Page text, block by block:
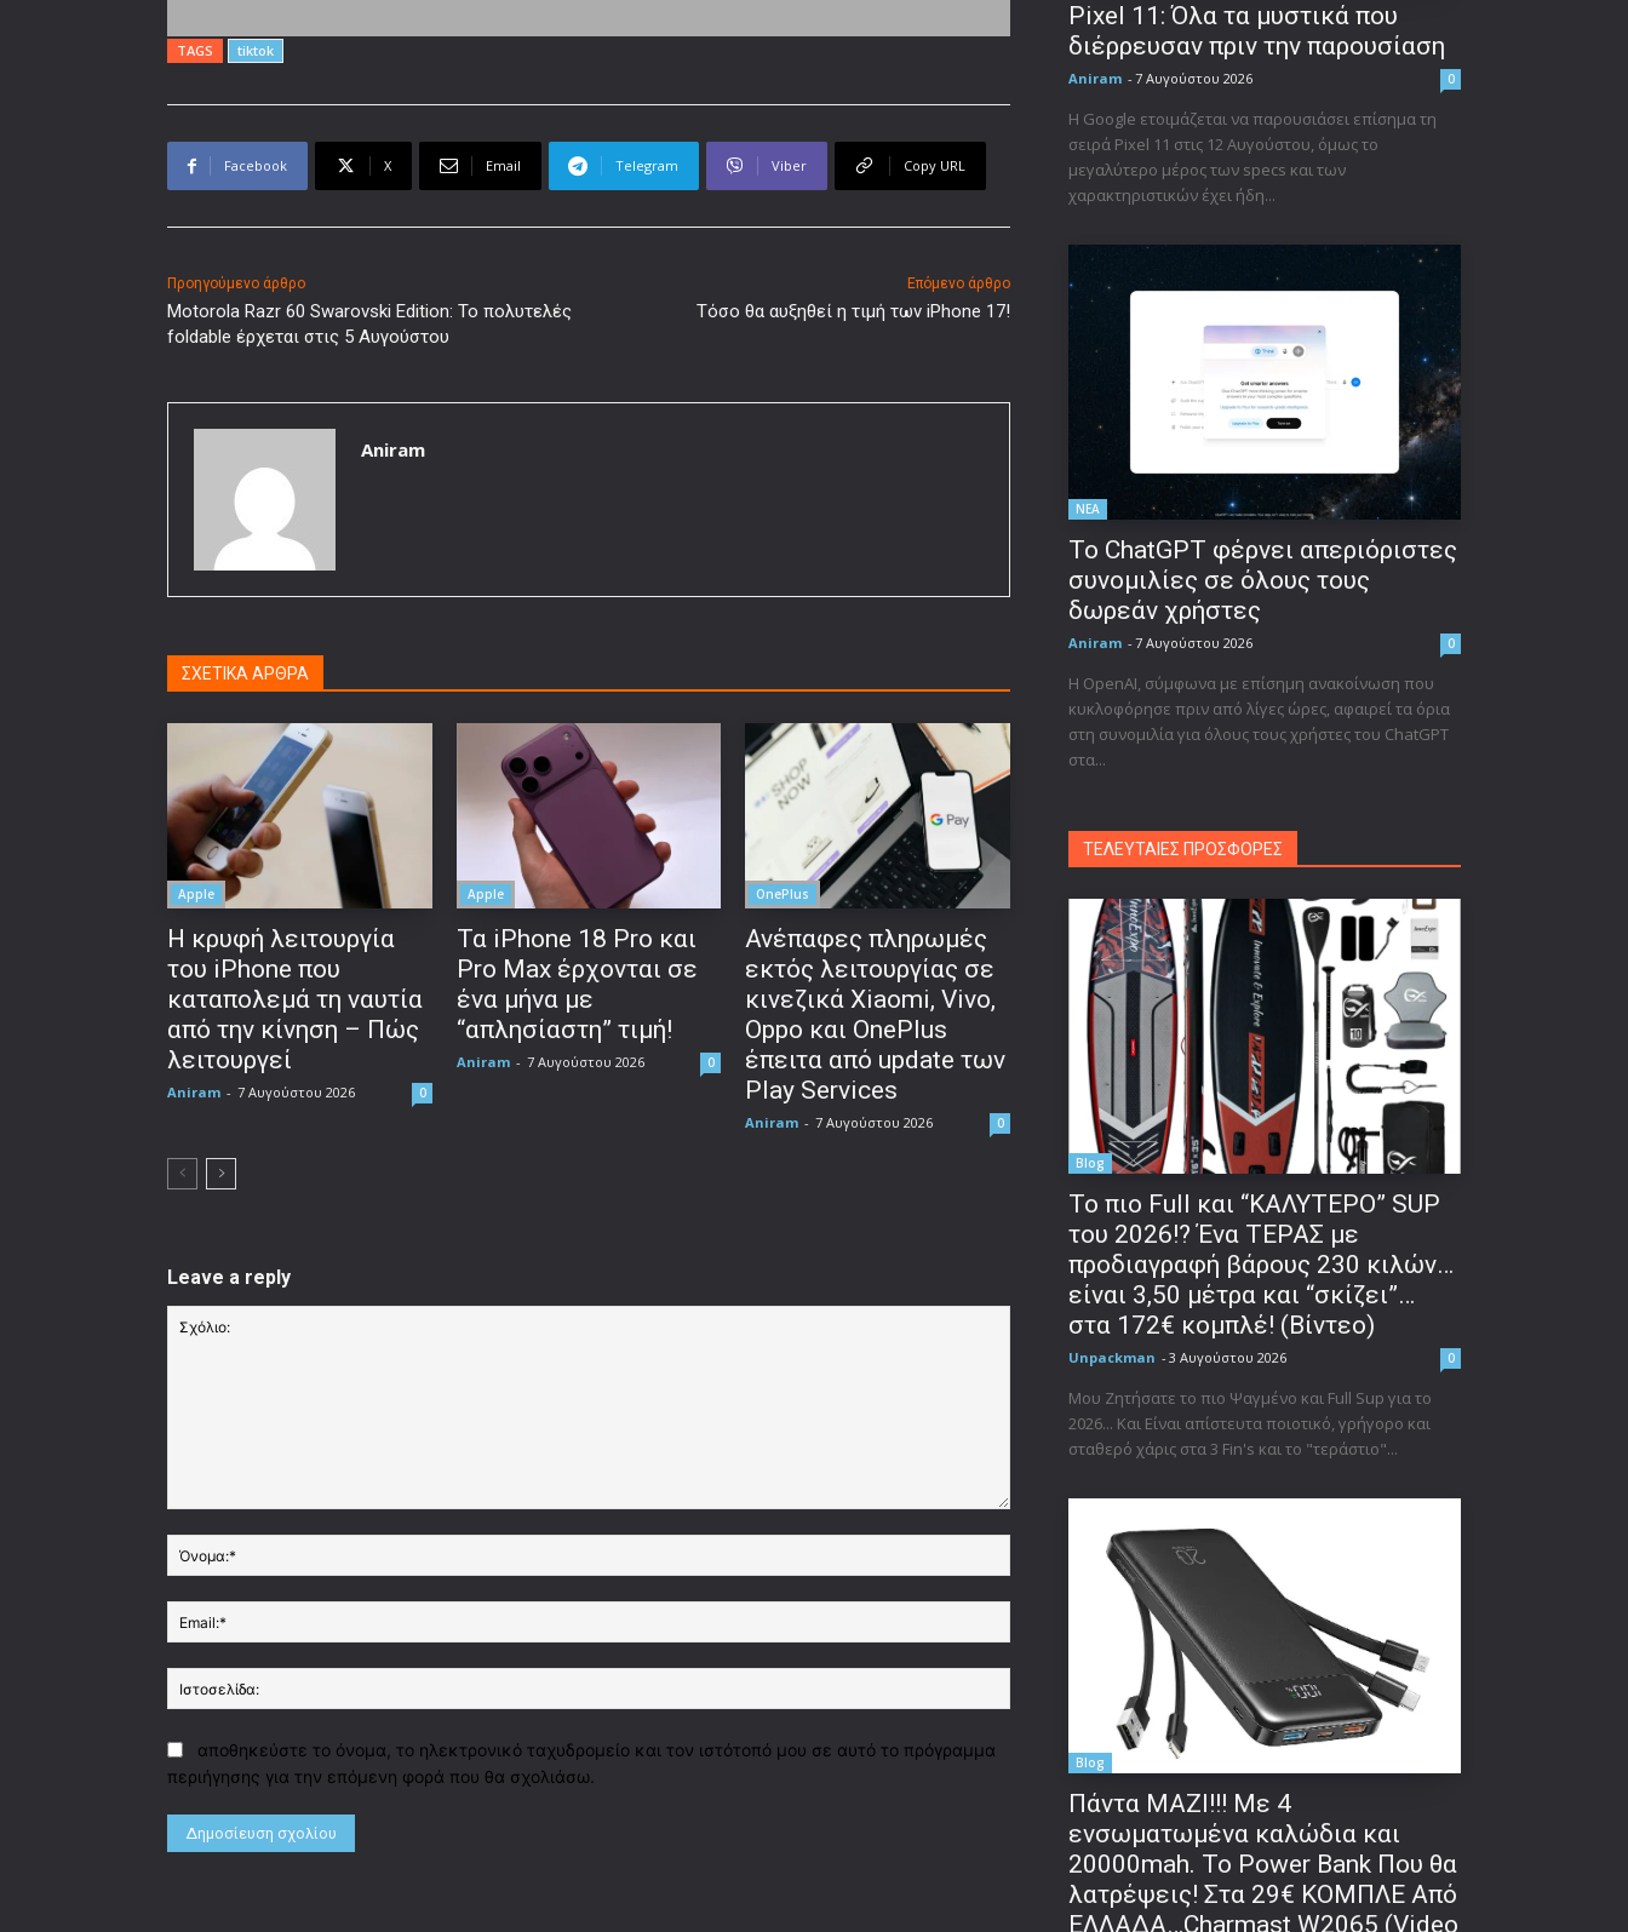
TAGS tiktok
Facebook X Email Telegram Viber Copy URL
Προηγούμενο άρθρο
Motorola Razr 60 Swarovski Edition: Το πολυτελές
foldable έρχεται στις 5 Αυγούστου
Επόμενο άρθρο
Τόσο θα αυξηθεί η τιμή των iPhone 17!
Aniram
ΣΧΕΤΙΚΑ ΑΡΘΡΑ
Apple
Η κρυφή λειτουργία
του iPhone που
καταπολεμά τη ναυτία
από την κίνηση – Πώς
λειτουργεί
Aniram - 7 Αυγούστου 2026 0
Apple
Τα iPhone 18 Pro και
Pro Max έρχονται σε
ένα μήνα με
“απλησίαστη” τιμή!
Aniram - 7 Αυγούστου 2026 0
OnePlus
Ανέπαφες πληρωμές
εκτός λειτουργίας σε
κινεζικά Xiaomi, Vivo,
Oppo και OnePlus
έπειτα από update των
Play Services
Aniram - 7 Αυγούστου 2026 0
Leave a reply
αποθηκεύστε το όνομα, το ηλεκτρονικό ταχυδρομείο και τον ιστότοπό μου σε αυτό το πρόγραμμα
περιήγησης για την επόμενη φορά που θα σχολιάσω.
Pixel 11: Όλα τα μυστικά που
διέρρευσαν πριν την παρουσίαση
Aniram - 7 Αυγούστου 2026 0
Η Google ετοιμάζεται να παρουσιάσει επίσημα τη
σειρά Pixel 11 στις 12 Αυγούστου, όμως το
μεγαλύτερο μέρος των specs και των
χαρακτηριστικών έχει ήδη...
ΝΕΑ
Το ChatGPT φέρνει απεριόριστες
συνομιλίες σε όλους τους
δωρεάν χρήστες
Aniram - 7 Αυγούστου 2026 0
Η OpenAI, σύμφωνα με επίσημη ανακοίνωση που
κυκλοφόρησε πριν από λίγες ώρες, αφαιρεί τα όρια
στη συνομιλία για όλους τους χρήστες του ChatGPT
στα...
ΤΕΛΕΥΤΑΙΕΣ ΠΡΟΣΦΟΡΕΣ
Blog
To πιο Full και “ΚΑΛΥΤΕΡΟ” SUP
του 2026!? Ένα ΤΕΡΑΣ με
προδιαγραφή βάρους 230 κιλών…
είναι 3,50 μέτρα και “σκίζει”…
στα 172€ κομπλέ! (Βίντεο)
Unpackman - 3 Αυγούστου 2026 0
Μου Ζητήσατε το πιο Ψαγμένο και Full Sup για το
2026... Και Είναι απίστευτα ποιοτικό, γρήγορο και
σταθερό χάρις στα 3 Fin's και το "τεράστιο"...
Blog
Πάντα ΜΑΖΙ!!! Με 4
ενσωματωμένα καλώδια και
20000mah. Το Power Bank Που θα
λατρέψεις! Στα 29€ ΚΟΜΠΛΕ Από
ΕΛΛΑΔΑ…Charmast W2065 (Video